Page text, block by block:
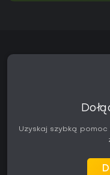
Uzyskaj szybką